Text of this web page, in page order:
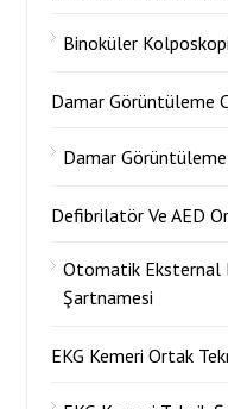
Binoküler
Damar Görüntüleme
Damar
Defibrilatör Ve AED
Otomatik Eksternal
Şartnamesi
EKG Kemeri Ortak